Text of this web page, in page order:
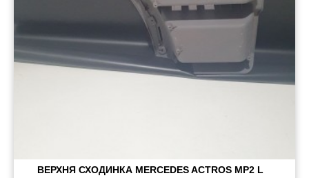
ВЕРХНЯ СХОДИНКА MERCEDES ACTROS MP2 L